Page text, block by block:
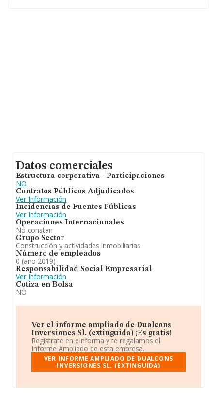
Datos comerciales
Estructura corporativa - Participaciones
NO
Contratos Públicos Adjudicados
Ver Información
Incidencias de Fuentes Públicas
Ver Información
Operaciones Internacionales
No constan
Grupo Sector
Construcción y actividades inmobiliarias
Número de empleados
0 (año 2019)
Responsabilidad Social Empresarial
Ver Información
Cotiza en Bolsa
NO
Ver el informe ampliado de Dualcons
Inversiones Sl. (extinguida) ¡Es gratis!
Regístrate en eInforma y te regalamos el
Informe Ampliado de esta empresa.
VER INFORME AMPLIADO DE DUALCONS
INVERSIONES SL. (EXTINGUIDA)